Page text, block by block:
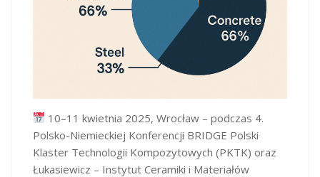
10–11 kwietnia 2025, Wrocław – podczas 4.
Polsko-Niemieckiej Konferencji BRIDGE Polski
Klaster Technologii Kompozytowych (PKTK) oraz
Łukasiewicz – Instytut Ceramiki i Materiałów